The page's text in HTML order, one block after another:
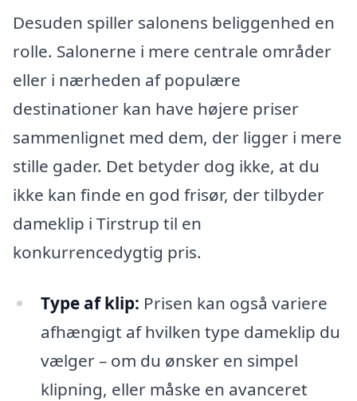
Desuden spiller salonens beliggenhed en
rolle. Salonerne i mere centrale områder
eller i nærheden af populære
destinationer kan have højere priser
sammenlignet med dem, der ligger i mere
stille gader. Det betyder dog ikke, at du
ikke kan finde en god frisør, der tilbyder
dameklip i Tirstrup til en
konkurrencedygtig pris.
Type af klip: Prisen kan også variere
afhængigt af hvilken type dameklip du
vælger – om du ønsker en simpel
klipning, eller måske en avanceret